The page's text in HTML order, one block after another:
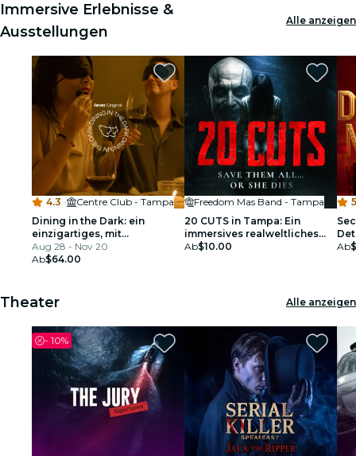
Immersive Erlebnisse &
Ausstellungen
Alle anzeigen
4.3 ·
Centre Club - Tampa
Dining in the Dark: ein
einzigartiges, mit
verbundenen Augen im
Centre Club
Aug 28 - Nov 20
Ab$64.00
Freedom Mas Band - Tampa
20 CUTS in Tampa: Ein
immersives realweltliches
Thriller-Spiel
Ab$10.00
Ab
Theater Alle anzeigen
- 10%